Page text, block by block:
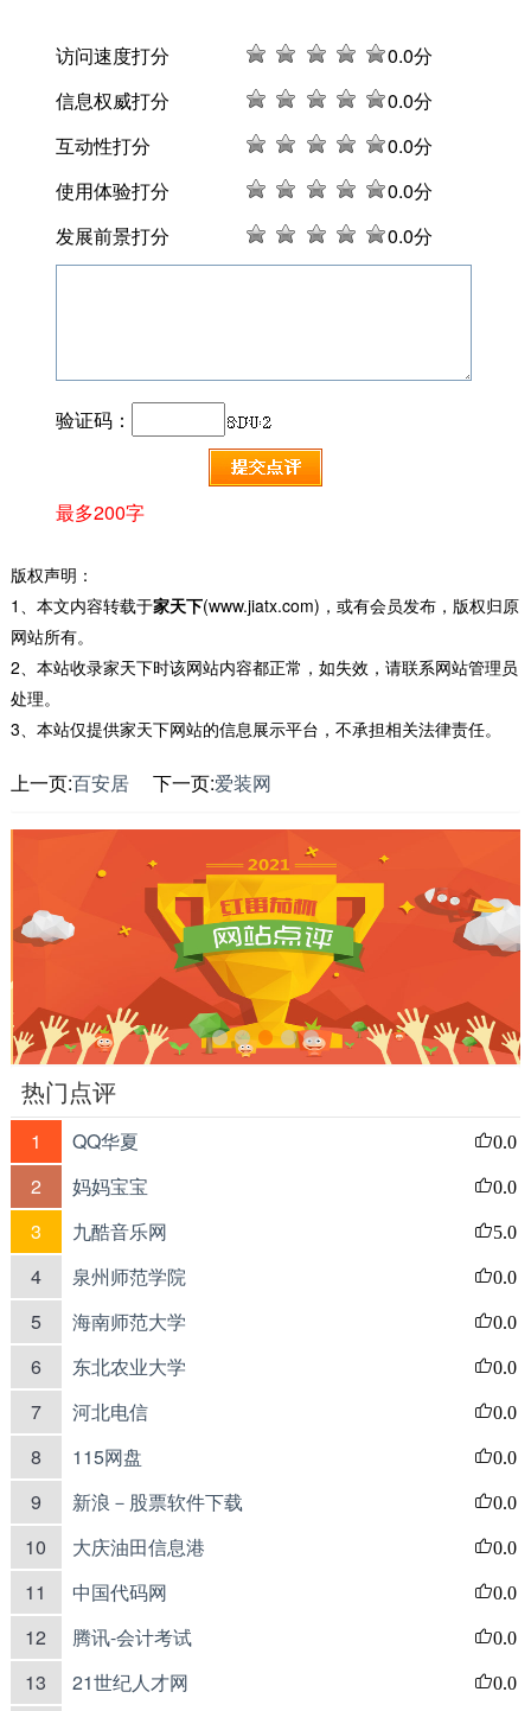
访问速度打分 0.0分
信息权威打分
0.0分
互动性打分
0.0分
使用体验打分
0.0分
发展前景打分
0.0分
验证码：
最多200字
版权声明：
1、本文内容转载于家天下(www.jiatx.com)，或有会员发布，版权归原
网站所有。
2、本站收录家天下时该网站内容都正常，如失效，请联系网站管理员
处理。
3、本站仅提供家天下网站的信息展示平台，不承担相关法律责任。
上一页:百安居 下一页:爱装网
热门点评
1 QQ华夏 0.0
2 妈妈宝宝 0.0
3 九酷音乐网 5.0
4 泉州师范学院 0.0
5 海南师范大学 0.0
6 东北农业大学 0.0
7 河北电信 0.0
8 115网盘 0.0
9 新浪－股票软件下载 0.0
10 大庆油田信息港 0.0
11 中国代码网 0.0
12 腾讯-会计考试 0.0
13 21世纪人才网 0.0